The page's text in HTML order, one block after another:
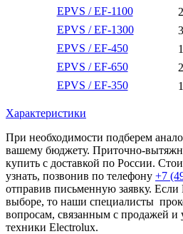
EPVS / EF-1100
EPVS / EF-1300
EPVS / EF-450
EPVS / EF-650
EPVS / EF-350
Характеристики
При необходимости подберем
вашему бюджету. Приточно-
купить с доставкой по России.
узнать, позвонив по телефону +7
отправив письменную заявку.
выборе, то наши специалисты
вопросам, связанным с продажей и
техники Electrolux.